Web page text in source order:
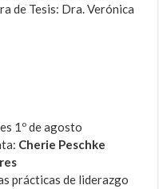
de Tesis: Dra. Verónica
1º de agosto
Cherie Peschke
prácticas de liderazgo